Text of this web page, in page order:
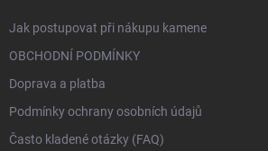
Jak postupovat při nákupu kamene
OBCHODNÍ PODMÍNKY
Doprava a platba
Podmínky ochrany osobních údajů
Často kladené otázky (FAQ)